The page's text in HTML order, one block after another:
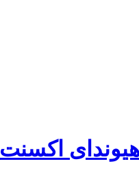
اكسنت